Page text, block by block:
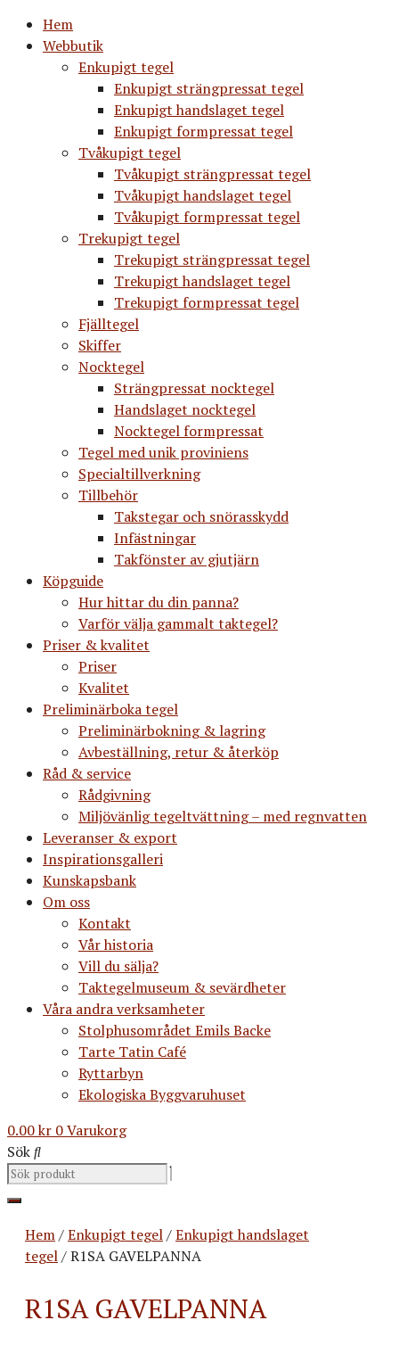
Hem
Webbutik
Enkupigt tegel
Enkupigt strängpressat tegel
Enkupigt handslaget tegel
Enkupigt formpressat tegel
Tvåkupigt tegel
Tvåkupigt strängpressat tegel
Tvåkupigt handslaget tegel
Tvåkupigt formpressat tegel
Trekupigt tegel
Trekupigt strängpressat tegel
Trekupigt handslaget tegel
Trekupigt formpressat tegel
Fjälltegel
Skiffer
Nocktegel
Strängpressat nocktegel
Handslaget nocktegel
Nocktegel formpressat
Tegel med unik proviniens
Specialtillverkning
Tillbehör
Takstegar och snörasskydd
Infästningar
Takfönster av gjutjärn
Köpguide
Hur hittar du din panna?
Varför välja gammalt taktegel?
Priser & kvalitet
Priser
Kvalitet
Preliminärboka tegel
Preliminärbokning & lagring
Avbeställning, retur & återköp
Råd & service
Rådgivning
Miljövänlig tegeltvättning – med regnvatten
Leveranser & export
Inspirationsgalleri
Kunskapsbank
Om oss
Kontakt
Vår historia
Vill du sälja?
Taktegelmuseum & sevärdheter
Våra andra verksamheter
Stolphusområdet Emils Backe
Tarte Tatin Café
Ryttarbyn
Ekologiska Byggvaruhuset
0.00kr 0Varukorg
Sök
Hem/Enkupigt tegel/Enkupigt handslaget
tegel/ R1SA GAVELPANNA
R1SA GAVELPANNA